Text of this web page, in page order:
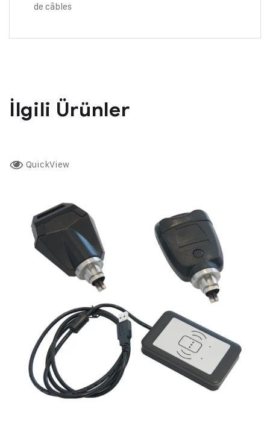
de câbles
İlgili Ürünler
QuickView